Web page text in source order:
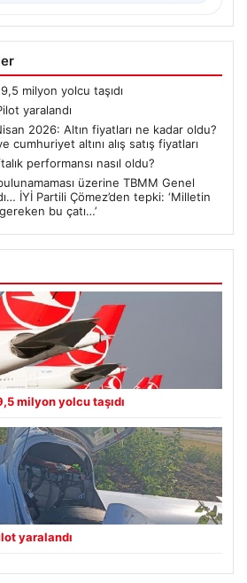
milyon yolcu taşıdı
yaralandı
2026: Altın fiyatları ne kadar oldu?
cumhuriyet altını alış satış fiyatları
performansı nasıl oldu?
üzerine TBMM Genel
İYİ Partili Çömez’den tepki: ‘Milletin
bu çatı…’
milyon yolcu taşıdı
yaralandı